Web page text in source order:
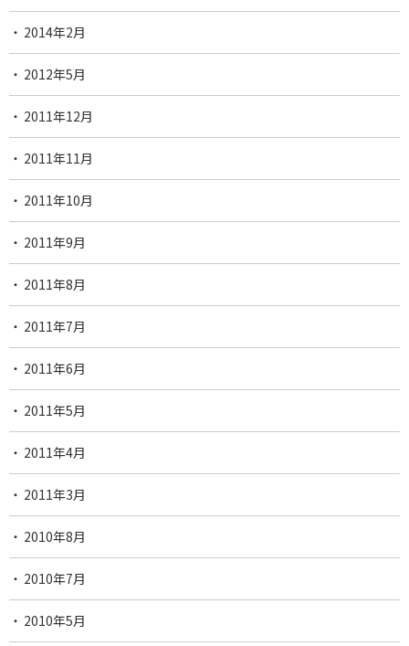
2014年2月
2012年5月
2011年12月
2011年11月
2011年10月
2011年9月
2011年8月
2011年7月
2011年6月
2011年5月
2011年4月
2011年3月
2010年8月
2010年7月
2010年5月